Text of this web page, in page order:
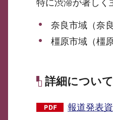
特に渋滞が著しく
奈良市域（奈
橿原市域（橿
詳細につい
報道発表